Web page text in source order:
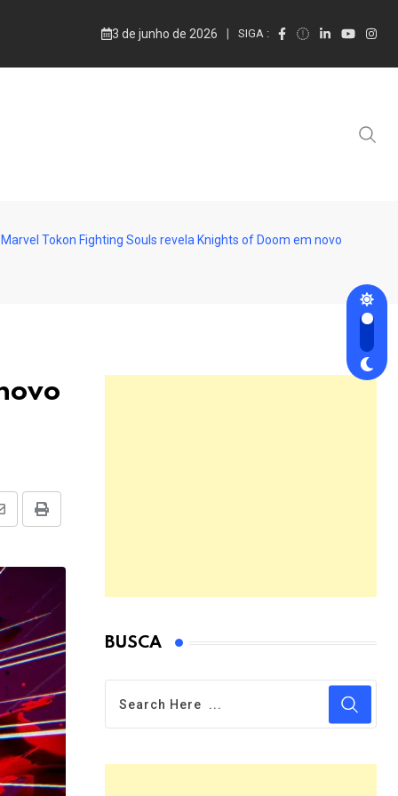
3 de junho de 2026 SIGA :
Marvel Tokon Fighting Souls revela Knights of Doom em novo
Print
BUSCA